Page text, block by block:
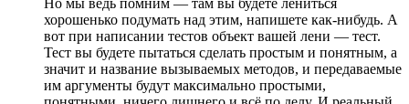
Но мы ведь помним — там вы будете лениться
хорошенько подумать над этим, напишете как-нибудь. А
вот при написании тестов объект вашей лени — тест.
Тест вы будете пытаться сделать простым и понятным, а
значит и название вызываемых методов, и передаваемые
им аргументы будут максимально простыми,